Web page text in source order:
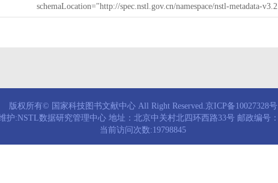
schemaLocation="http://spec.nstl.gov.cn/namespace/nstl-metadata-
版权所有© 国家科技图书文献中心 All Right Reserved.京ICP备10027328号
护:NSTL数据研究管理中心 地址：北京中关村北四环西路33号 邮政编号
当前访问次数:19798845